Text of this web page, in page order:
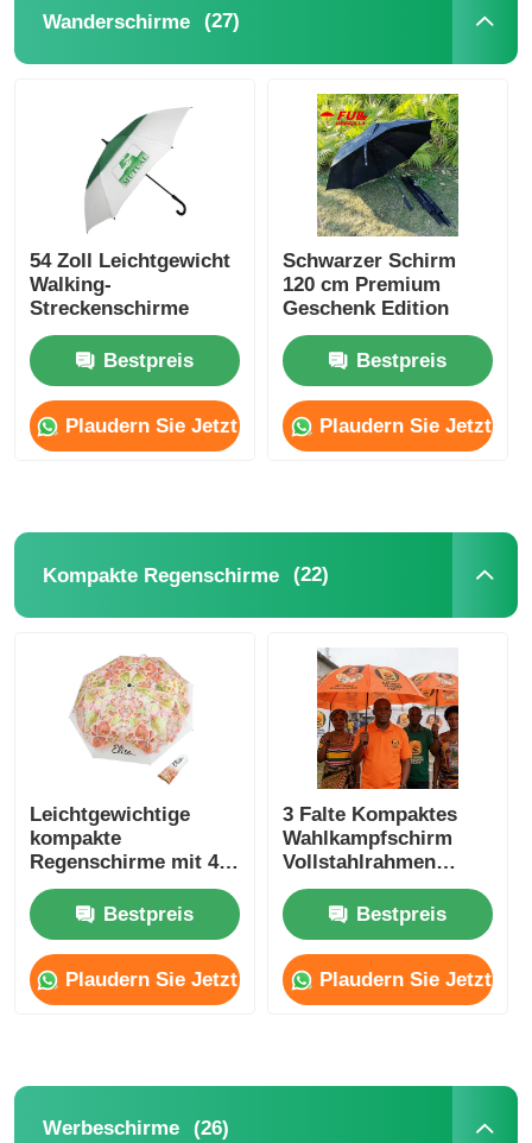
Wanderschirme (27)
54 Zoll Leichtgewicht
Walking-
Streckenschirme
Bestpreis
Plaudern Sie Jetzt
Schwarzer Schirm
120 cm Premium
Geschenk Edition
Bestpreis
Plaudern Sie Jetzt
Kompakte Regenschirme (22)
Leichtgewichtige
kompakte
Regenschirme mit 42
Zoll Dachdach 210T
Pongee Stoff
Bestpreis
Plaudern Sie Jetzt
3 Falte Kompaktes
Wahlkampfschirm
Vollstahlrahmen
Wasserdichtes
PolyesterBestpreis
Plaudern Sie Jetzt
Werbeschirme (26)